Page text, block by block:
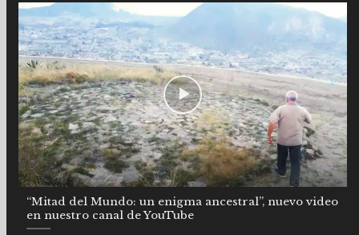
“Mitad del Mundo: un enigma ancestral”, nuevo video
en nuestro canal de YouTube